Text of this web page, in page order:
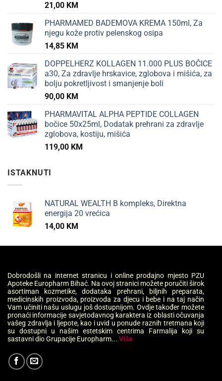
21,00 KM
PHARMAMED BADEMOVA KREMA 150ml, Za
njegu kože protiv pelenskog osipa
14,85 KM
DOPPELHERZ KOLLAGEN 11.000 PLUS BOČICE
a30, Za zdravlje hrskavice, zglobova i mišića, za
bolju pokretljivost i smanjenje boli
90,00 KM
PHARMAVITAL ALPHA PEPTIDE COLLAGEN
bočice 50x25ml, Dodatak prehrani za zdravlje
zglobova, kostiju, mišića
119,00 KM
ISTAKNUTI
NATURAL WEALTH B kompleks, Direktna
energija 20 vrećica
14,00 KM
Dobrodošli na internet stranicu i online prodajno mjesto PZU
Apoteke Europharm Bihać. Na ovoj stranici možete poručiti širok
asortiman kozmetike, dodataka prehrani, biljnih preparata,
medicinskih proizvoda, proizvoda za djecu i bebe i na taj način
Vam učiniti našu uslugu još dostupnijom. Ovdje također možete
pronaći informacije savjetodavnog karaktera iz oblasti očuvanja
vašeg zdravlja i ljepote, kao i uvid u ponude raznih tretmana koji
su dostupni u našim estetskim centrima Farmalija koji su
sastavni dio Grupacije Europharm... Više